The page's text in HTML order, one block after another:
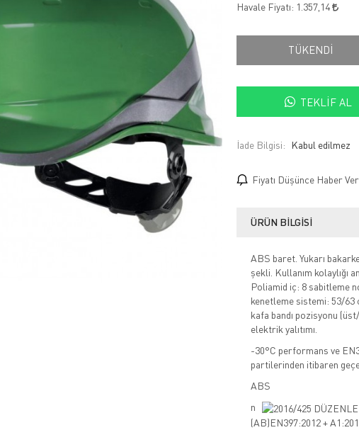
Havale Fiyatı: 1.357,14
TÜKENDİ
TEKLIF AL
İade Bilgisi:
Fiyatı Düşünce Haber Ver
ÜRÜN BILGISI
ABS baret. Yukarı
şekli. Kullanım kolaylığı
Poliamid iç: 8 sabitleme
kenetleme sistemi: 53/63
kafa bandı pozisyonu
elektrik yalıtımı.
-30°C performans ve
partilerinden itibaren
ABS
n
(AB)EN397:2012 +